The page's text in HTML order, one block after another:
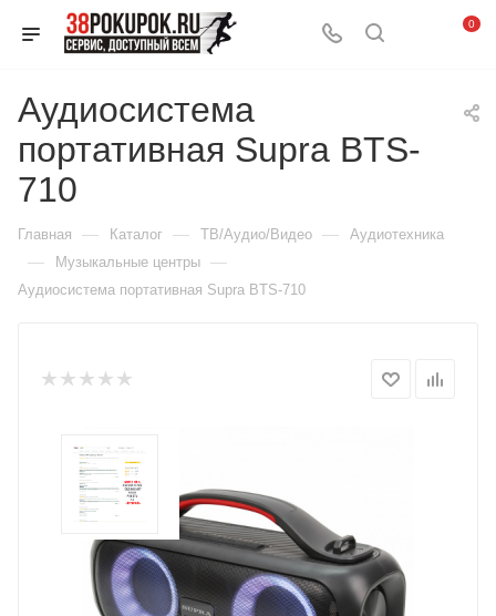
0
Аудиосистема
портативная Supra BTS-
710
Главная — Каталог — ТВ/Аудио/Видео — Аудиотехника
— Музыкальные центры —
Аудиосистема портативная Supra BTS-710